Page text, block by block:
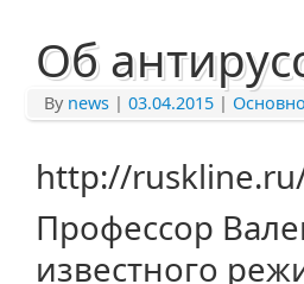
Об
By news | 03.04.2015 |
http://
Профессор
известного